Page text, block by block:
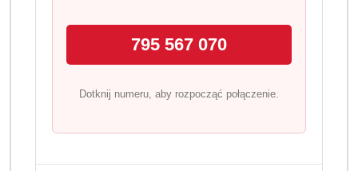
Wszystkie owocowe żelki Haribo powstają z
zagęszczonych soków owocowych o bardzo wielu
cytryny, aronii, mango, marakuji czy winogron.
795 567 070
Dotknij numeru, aby rozpocząć połączenie.